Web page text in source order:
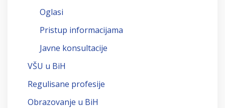
Oglasi
Pristup informacijama
Javne konsultacije
VŠU u BiH
Regulisane profesije
Obrazovanje u BiH